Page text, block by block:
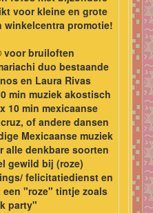
voor kleine en grote
winkelcentra promotie!
voor bruiloften
duo bestaande
en Laura Rivas
min muziek akostisch
10 min mexicaanse
of andere dansen
Mexicaanse muziek
alle denkbare soorten
gewild bij (roze)
felicitatiedienst en
een "roze" tintje zoals
party"